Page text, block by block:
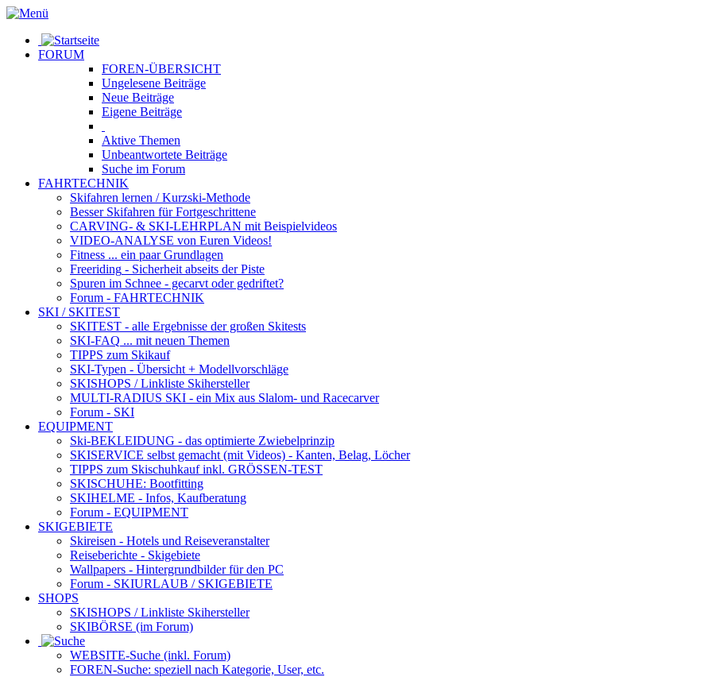
FORUM
FOREN-ÜBERSICHT
Ungelesene Beiträge
Neue Beiträge
Eigene Beiträge
Aktive Themen
Unbeantwortete Beiträge
Suche im Forum
FAHRTECHNIK
Skifahren lernen / Kurzski-Methode
Besser Skifahren für Fortgeschrittene
CARVING- & SKI-LEHRPLAN mit Beispielvideos
VIDEO-ANALYSE von Euren Videos!
Fitness ... ein paar Grundlagen
Freeriding - Sicherheit abseits der Piste
Spuren im Schnee - gecarvt oder gedriftet?
Forum - FAHRTECHNIK
SKI / SKITEST
SKITEST - alle Ergebnisse der großen Skitests
SKI-FAQ ... mit neuen Themen
TIPPS zum Skikauf
SKI-Typen - Übersicht + Modellvorschläge
SKISHOPS / Linkliste Skihersteller
MULTI-RADIUS SKI - ein Mix aus Slalom- und Racecarver
Forum - SKI
EQUIPMENT
Ski-BEKLEIDUNG - das optimierte Zwiebelprinzip
SKISERVICE selbst gemacht (mit Videos) - Kanten, Belag, Löcher
TIPPS zum Skischuhkaufinkl. GRÖSSEN-TEST
SKISCHUHE: Bootfitting
SKIHELME - Infos, Kaufberatung
Forum - EQUIPMENT
SKIGEBIETE
Skireisen - Hotels und Reiseveranstalter
Reiseberichte - Skigebiete
Wallpapers - Hintergrundbilder für den PC
Forum - SKIURLAUB / SKIGEBIETE
SHOPS
SKISHOPS / Linkliste Skihersteller
SKIBÖRSE (im Forum)
WEBSITE-Suche (inkl. Forum)
FOREN-Suche: speziell nach Kategorie, User, etc.